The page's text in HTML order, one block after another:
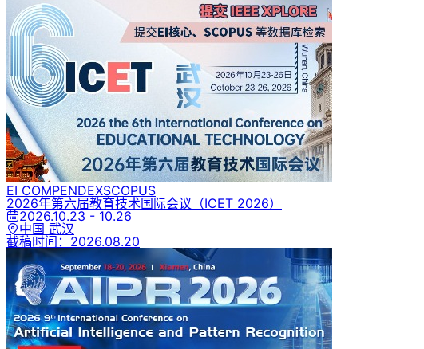
EI COMPENDEXSCOPUS
2026年第六届教育技术国际会议 （ICET 2026）
2026.10.23 - 10.26
中国 武汉
截稿时间： 2026.08.20